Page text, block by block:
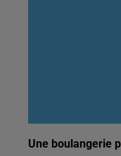
Une boulangerie